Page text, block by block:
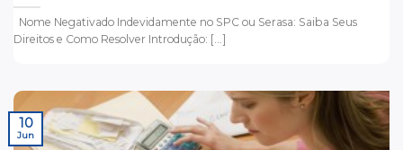
Nome Negativado Indevidamente no SPC ou Serasa: Saiba Seus
Direitos e Como Resolver Introdução: [...]
10
Jun